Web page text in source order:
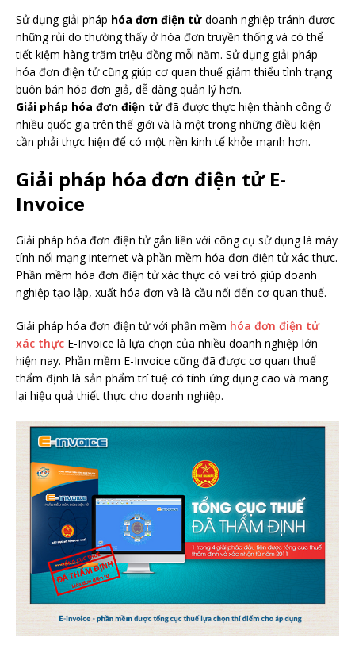
Sử dụng giải pháp hóa đơn điện tửdoanh nghiệp tránh được
những rủi do thường thấy ở hóa đơn truyền thống và có thể
tiết kiệm hàng trăm triệu đồng mỗi năm. Sử dụng giải pháp
hóa đơn điện tử cũng giúp cơ quan thuế giảm thiểu tình trạng
buôn bán hóa đơn giả, dễ dàng quản lý hơn.
Giải pháp hóa đơn điện tửđã được thực hiện thành công ở
nhiều quốc gia trên thế giới và là một trong những điều kiện
cần phải thực hiện để có một nền kinh tế khỏe mạnh hơn.
Giải pháp hóa đơn điện tử E-
Invoice
Giải pháp hóa đơn điện tử gắn liền với công cụ sử dụng là máy
tính nối mạng internet và phần mềm hóa đơn điện tử xác thực.
Phần mềm hóa đơn điện tử xác thực có vai trò giúp doanh
nghiệp tạo lập, xuất hóa đơn và là cầu nối đến cơ quan thuế.
Giải pháp hóa đơn điện tử với phần mềm hóa đơn điện tử
xác thực E-Invoice là lựa chọn của nhiều doanh nghiệp lớn
hiện nay. Phần mềm E-Invoice cũng đã được cơ quan thuế
thẩm định là sản phẩm trí tuệ có tính ứng dụng cao và mang
lại hiệu quả thiết thực cho doanh nghiệp.